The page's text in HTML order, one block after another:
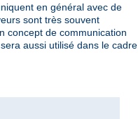
en général avec de
sont très souvent
concept de communication
aussi utilisé dans le cadre